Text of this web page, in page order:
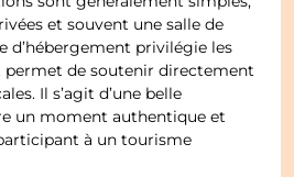
et souvent une salle de
d’hébergement privilégie les
permet de soutenir directement
Il s’agit d’une belle
un moment authentique et
à un tourisme